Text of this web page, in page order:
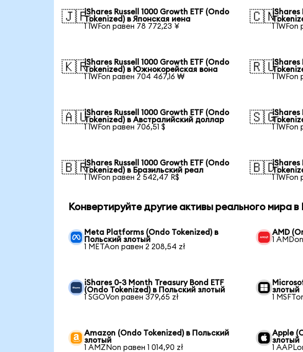
🇯🇵iShares Russell 1000 Growth ETF (Ondo
Tokenized) в Японская иена
1 IWFon равен 78 772,23 ¥
🇨🇳iShares
1 IWFon
🇰🇷iShares Russell 1000 Growth ETF (Ondo
Tokenized) в Южнокорейская вона
1 IWFon равен 704 467,16 ₩
🇷🇺iShares
1
🇦🇺iShares Russell 1000 Growth ETF (Ondo
Tokenized) в Австралийский доллар
1 IWFon равен 706,51 $
🇸🇬iShares
1 IWFon
🇧🇷iShares Russell 1000 Growth ETF (Ondo
Tokenized) в Бразильский реал
1 IWFon равен 2 542,47 R$
🇧🇩iShares
1 IWFon
Конвертируйте другие активы реального мира в
Meta Platforms (Ondo Tokenized) в
Польский злотый
1 METAon равен 2 208,54 zł
AMD
1
iShares 0-3 Month Treasury Bond ETF
(Ondo Tokenized) в Польский злотый
1 SGOVon равен 379,65 zł
злотый
1
Amazon (Ondo Tokenized) в Польский
злотый
1 AMZNon равен 1 014,90 zł
Apple
злотый
1